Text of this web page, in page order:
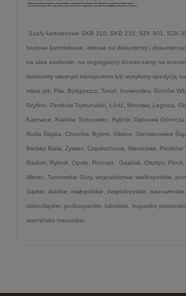
Szafy kartotekowe SKB 310, SKB 210, SZK 301, SZK
biurowe kartotekowe, aktowe na dokumenty i
na akta osobowe, na segregatory dostarczamy na
dowozimy własnym transportem lub wysyłamy spedycją
miast jak: Piła, Bydgoszcz, Toruń, Inowrocław, Gorzów
Gryfino, Piotrków Trybunalski, Łódź, Wrocław, Legnica,
Katowice, Kraków, Sosnowiec, Rybnik, Dąbrowa Górnicza,
Ruda Śląska, Chorzów, Bytom, Gliwice, Siemianowice
Bielsko Biała, Żywiec, Częstochowa, Warszawa, Piotrków
Radom, Rybnik, Opole, Poznań, Gdańsk, Olsztyn, Płock,
Mielec, Tarnowskie Góry, województwa: wielkopolskie,
śląskie, łódzkie, małopolskie, świętokrzyskie,
dolnośląskie, podkarpackie, lubelskie, kujawsko
warmińsko mazurskie.